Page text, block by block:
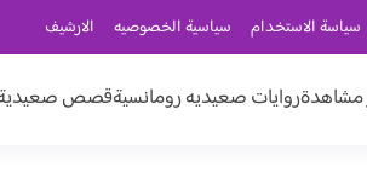
سياسة الاستخدام سياسية الخصوصيه الارشيف
مشاهدةروايات صعيديه رومانسيةقصص صعيدية